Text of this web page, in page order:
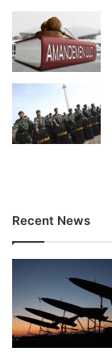
Recent News